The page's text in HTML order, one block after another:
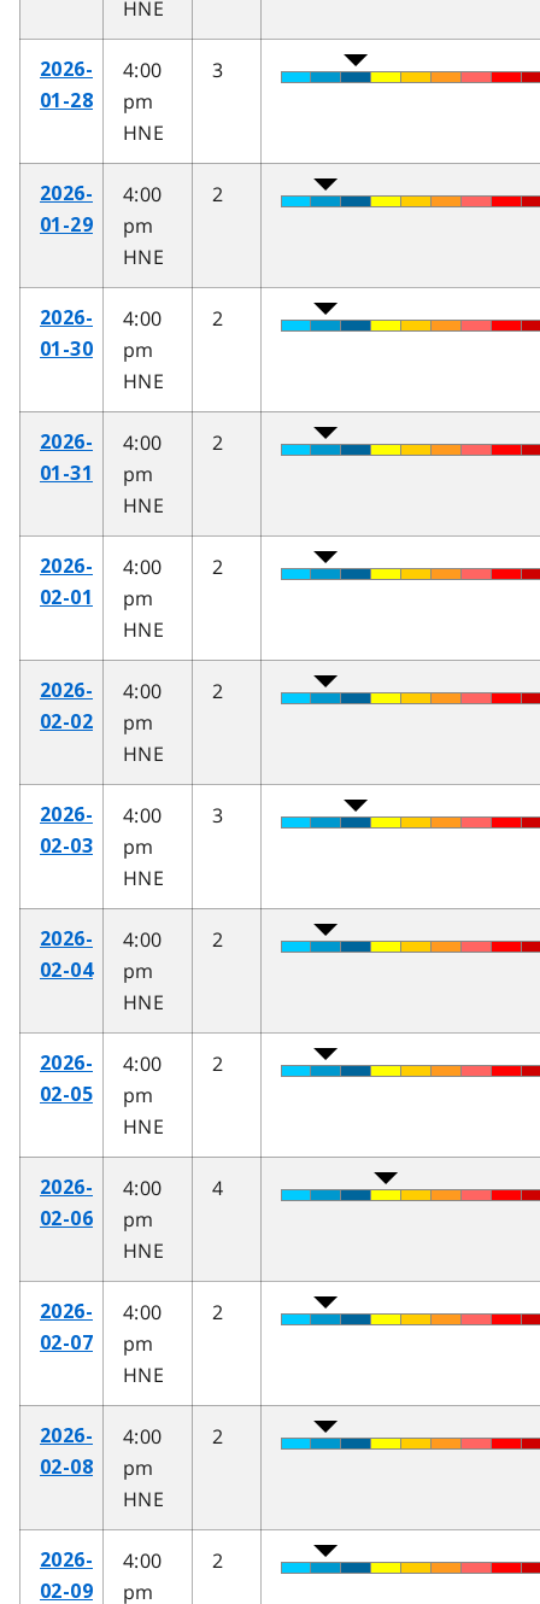
HNE
2026-
01-28
4:00
pm
HNE
3
2026-
01-29
4:00
pm
HNE
2
2026-
01-30
4:00
pm
HNE
2
2026-
01-31
4:00
pm
HNE
2
2026-
02-01
4:00
pm
HNE
2
2026-
02-02
4:00
pm
HNE
2
2026-
02-03
4:00
pm
HNE
3
2026-
02-04
4:00
pm
HNE
2
2026-
02-05
4:00
pm
HNE
2
2026-
02-06
4:00
pm
HNE
4
2026-
02-07
4:00
pm
HNE
2
2026-
02-08
4:00
pm
HNE
2
2026-
02-09
4:00
pm
2